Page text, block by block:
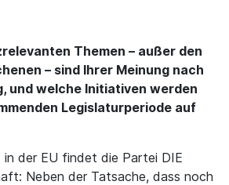
Themen – außer den
– sind Ihrer Meinung nach
und welche Initiativen werden
Legislaturperiode auf
in der EU findet die Partei DIE
Neben der Tatsache, dass noch